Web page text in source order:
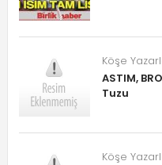
Köşe
ASTIM,
Tuzu
Köşe